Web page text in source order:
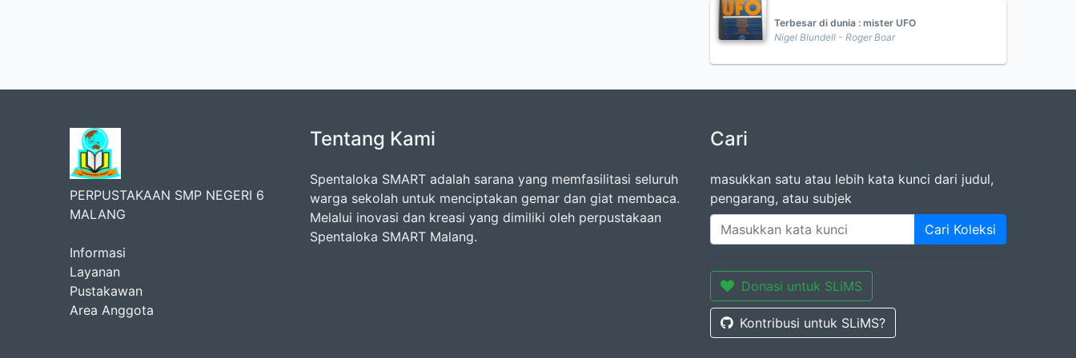
Terbesar di dunia : mister UFO
Nigel Blundell - Roger Boar
PERPUSTAKAAN SMP NEGERI 6
MALANG
Informasi
Layanan
Pustakawan
Area Anggota
Tentang Kami
Spentaloka SMART adalah sarana yang memfasilitasi seluruh
warga sekolah untuk menciptakan gemar dan giat membaca.
Melalui inovasi dan kreasi yang dimiliki oleh perpustakaan
Spentaloka SMART Malang.
Cari
masukkan satu atau lebih kata kunci dari judul,
pengarang, atau subjek
Cari Koleksi
Donasi untuk SLiMS
Kontribusi untuk SLiMS?